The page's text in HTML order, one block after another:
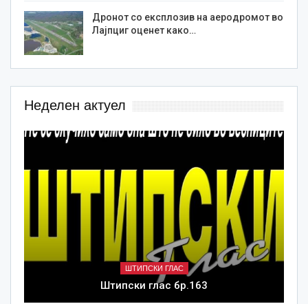
Дронот со експлозив на аеродромот во
Лајпциг оценет како…
Неделен актуел
ШТИПСКИ ГЛАС
Штипски глас бр.163